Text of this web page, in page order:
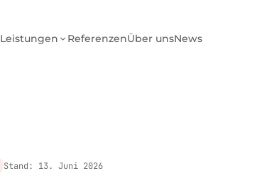
Leistungen ReferenzenÜber unsNews
Stand: 13. Juni 2026